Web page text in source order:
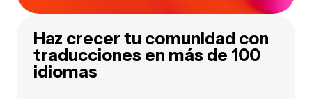
Haz crecer tu comunidad con
traducciones en más de 100
idiomas